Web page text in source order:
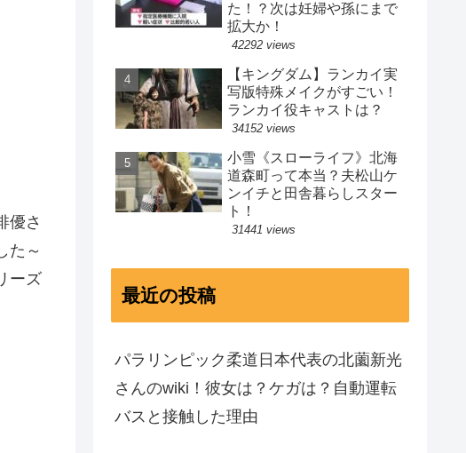
優さ
た～
ーズ
た！？次は妊婦や孫にまで
拡大か！
42292 views
【キングダム】ランカイ実
写版特殊メイクがすごい！
ランカイ役キャストは？
34152 views
小雪《スローライフ》北海
道森町って本当？夫松山ケ
ンイチと田舎暮らしスター
ト！
31441 views
最近の投稿
パラリンピック柔道日本代表の北薗新光
さんのwiki！彼女は？ケガは？自動運転
バスと接触した理由